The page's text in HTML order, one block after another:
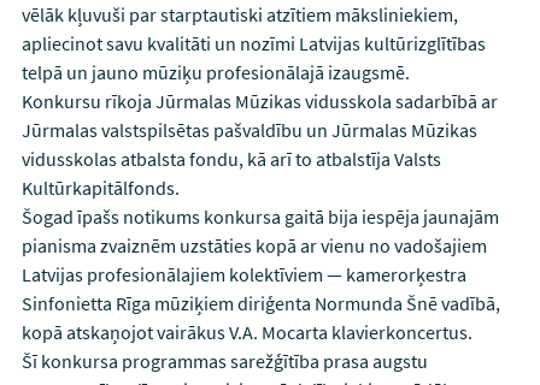
vēlāk kļuvuši par starptautiski atzītiem māksliniekiem,
apliecinot savu kvalitāti un nozīmi Latvijas kultūrizglītības
telpā un jauno mūziķu profesionālajā izaugsmē.
Konkursu rīkoja Jūrmalas Mūzikas vidusskola sadarbībā ar
Jūrmalas valstspilsētas pašvaldību un Jūrmalas Mūzikas
vidusskolas atbalsta fondu, kā arī to atbalstīja Valsts
Kultūrkapitālfonds.
Šogad īpašs notikums konkursa gaitā bija iespēja jaunajām
pianisma zvaiznēm uzstāties kopā ar vienu no vadošajiem
Latvijas profesionālajiem kolektīviem — kamerorķestra
Sinfonietta Rīga mūziķiem diriģenta Normunda Šnē vadībā,
kopā atskaņojot vairākus V.A. Mocarta klavierkoncertus.
Šī konkursa programmas sarežģītība prasa augstu